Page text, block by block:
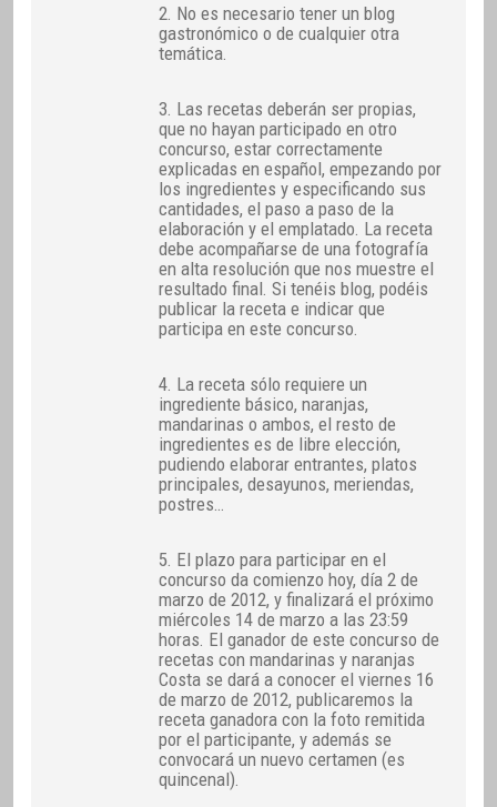
2. No es necesario tener un blog
gastronómico o de cualquier otra
temática.
3. Las recetas deberán ser propias,
que no hayan participado en otro
concurso, estar correctamente
explicadas en español, empezando por
los ingredientes y especificando sus
cantidades, el paso a paso de la
elaboración y el emplatado. La receta
debe acompañarse de una fotografía
en alta resolución que nos muestre el
resultado final. Si tenéis blog, podéis
publicar la receta e indicar que
participa en este concurso.
4. La receta sólo requiere un
ingrediente básico, naranjas,
mandarinas o ambos, el resto de
ingredientes es de libre elección,
pudiendo elaborar entrantes, platos
principales, desayunos, meriendas,
postres…
5. El plazo para participar en el
concurso da comienzo hoy, día 2 de
marzo de 2012, y finalizará el próximo
miércoles 14 de marzo a las 23:59
horas. El ganador de este concurso de
recetas con mandarinas y naranjas
Costa se dará a conocer el viernes 16
de marzo de 2012, publicaremos la
receta ganadora con la foto remitida
por el participante, y además se
convocará un nuevo certamen (es
quincenal).